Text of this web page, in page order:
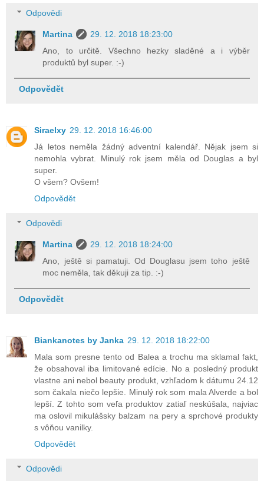
Odpovědi
Martina
29. 12. 2018 18:23:00
Ano, to určitě. Všechno hezky sladěné a i výběr
produktů byl super. :-)
Odpovědět
Siraelxy 29. 12. 2018 16:46:00
Já letos neměla žádný adventní kalendář. Nějak jsem si
nemohla vybrat. Minulý rok jsem měla od Douglas a byl
super.
O všem? Ovšem!
Odpovědět
Odpovědi
Martina
29. 12. 2018 18:24:00
Ano, ještě si pamatuji. Od Douglasu jsem toho ještě
moc neměla, tak děkuji za tip. :-)
Odpovědět
Biankanotes by Janka 29. 12. 2018 18:22:00
Mala som presne tento od Balea a trochu ma sklamal fakt,
že obsahoval iba limitované edície. No a posledný produkt
vlastne ani nebol beauty produkt, vzhľadom k dátumu 24.12
som čakala niečo lepšie. Minulý rok som mala Alverde a bol
lepší. Z tohto som veľa produktov zatiaľ neskúšala, najviac
ma oslovil mikulášsky balzam na pery a sprchové produkty
s vôňou vanilky.
Odpovědět
Odpovědi